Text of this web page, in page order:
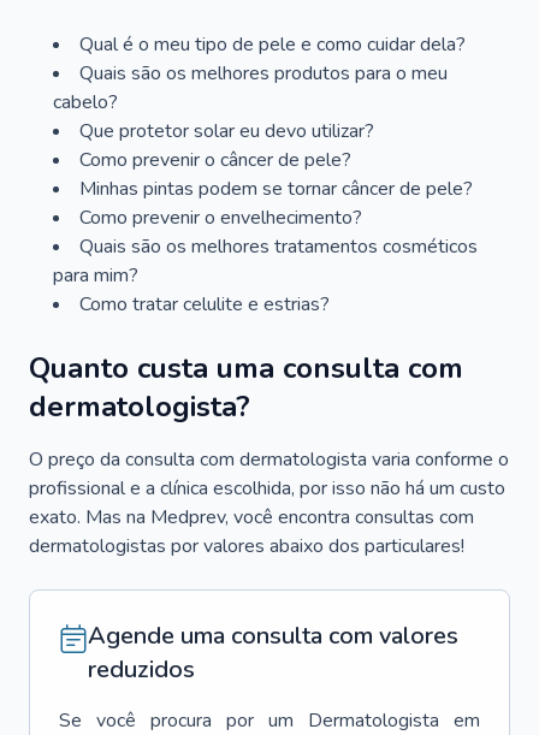
Qual é o meu tipo de pele e como cuidar dela?
Quais são os melhores produtos para o meu
cabelo?
Que protetor solar eu devo utilizar?
Como prevenir o câncer de pele?
Minhas pintas podem se tornar câncer de pele?
Como prevenir o envelhecimento?
Quais são os melhores tratamentos cosméticos
para mim?
Como tratar celulite e estrias?
Quanto custa uma consulta com
dermatologista?
O preço da consulta com dermatologista varia conforme o
profissional e a clínica escolhida, por isso não há um custo
exato. Mas na Medprev, você encontra consultas com
dermatologistas por valores abaixo dos particulares!
Agende uma consulta com valores
reduzidos
Se você procura por um Dermatologista em